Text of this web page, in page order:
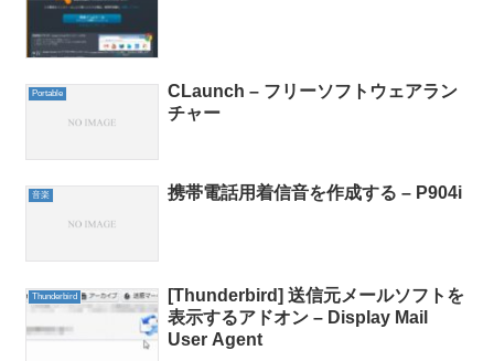
Portable
CLaunch – フリーソフトウェアラン
チャー
音楽 携帯電話用着信音を作成する – P904i
Thunderbird
[Thunderbird] 送信元メールソフトを
表示するアドオン – Display Mail
User Agent